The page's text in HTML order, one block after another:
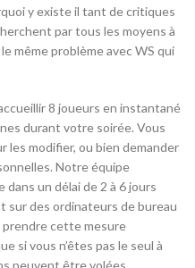
y existe il tant de critiques
par tous les moyens à
le même problème avec WS qui
8 joueurs en instantané
durant votre soirée. Vous
les modifier, ou bien demander
Notre équipe
un délai de 2 à 6 jours
sur des ordinateurs de bureau
prendre cette mesure
si vous n’êtes pas le seul à
peuvent être volées.